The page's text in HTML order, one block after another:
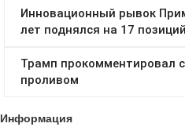
Информация